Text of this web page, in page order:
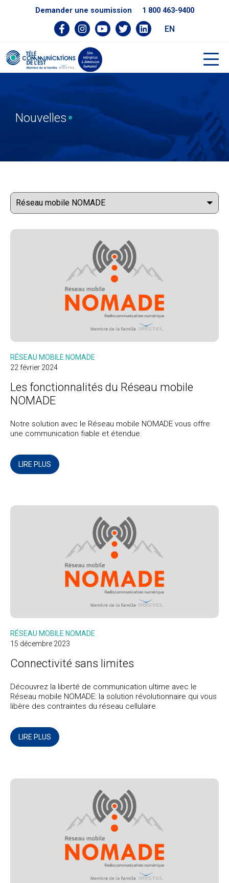
Demander une soumission 1 800 463-9400
EN
Nouvelles
RÉSEAU MOBILE NOMADE
22 février 2024
Les fonctionnalités du Réseau mobile
NOMADE
Notre solution avec le Réseau mobile NOMADE vous offre
une communication fiable et étendue.
LIRE PLUS
RÉSEAU MOBILE NOMADE
15 décembre 2023
Connectivité sans limites
Découvrez la liberté de communication ultime avec le
Réseau mobile NOMADE: la solution révolutionnaire qui vous
libère des contraintes du réseau cellulaire.
LIRE PLUS